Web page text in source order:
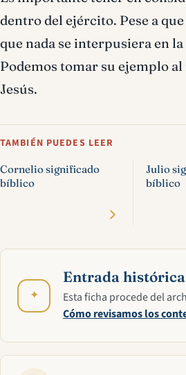
dentro del ejército. Pese a
que nada se interpusiera en
Podemos tomar su ejemplo
Jesús.
TAMBIÉN PUEDES LEER
Cornelio significado
bíblico
Julio
bíblico
✦
Entrada
Esta ficha procede del
Cómo revisamos los